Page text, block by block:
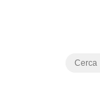
Search